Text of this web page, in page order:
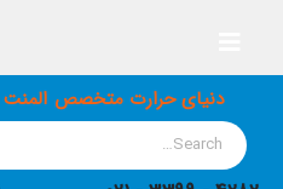
دنیای حرارت متخصص المنت